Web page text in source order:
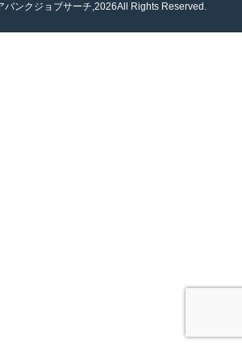
ンクジョブサーチ,2026All Rights Reserved.